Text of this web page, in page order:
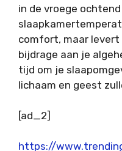
in de vroege
comfort, maar
bijdrage aan je
tijd om je
lichaam en geest
[ad_2]
https://